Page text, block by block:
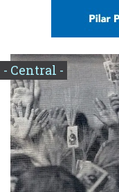
- Central -